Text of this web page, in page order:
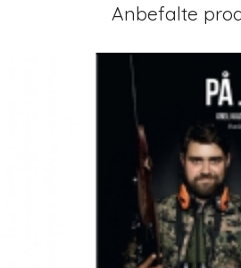
Anbefalte